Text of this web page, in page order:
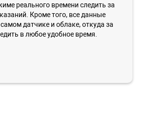
реального времени следить за
Кроме того, все данные
датчике и облаке, откуда за
в любое удобное время.